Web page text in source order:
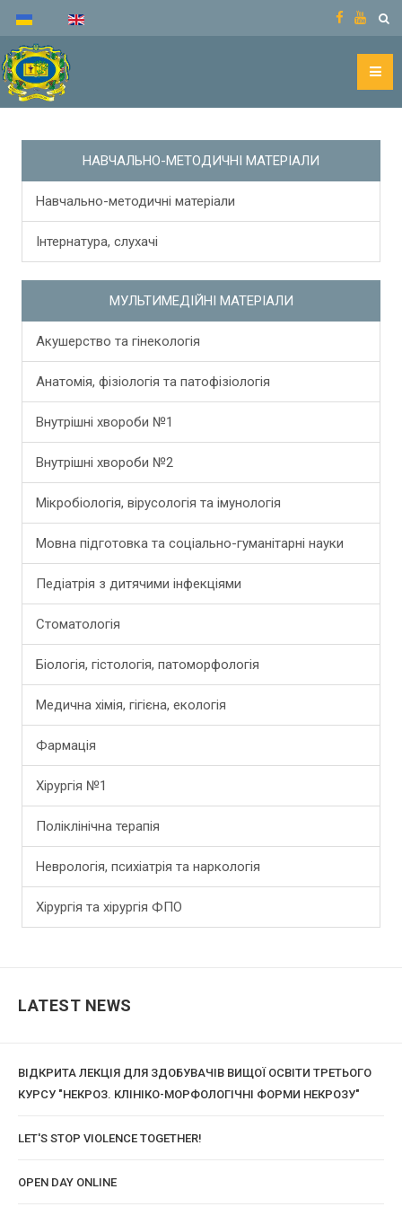
НАВЧАЛЬНО-МЕТОДИЧНІ МАТЕРІАЛИ
Навчально-методичні матеріали
Інтернатура, слухачі
МУЛЬТИМЕДІЙНІ МАТЕРІАЛИ
Акушерство та гінекологія
Анатомія, фізіологія та патофізіологія
Внутрішні хвороби №1
Внутрішні хвороби №2
Мікробіологія, вірусологія та імунологія
Мовна підготовка та соціально-гуманітарні науки
Педіатрія з дитячими інфекціями
Стоматологія
Біологія, гістологія, патоморфологія
Медична хімія, гігієна, екологія
Фармація
Хірургія №1
Поліклінічна терапія
Неврологія, психіатрія та наркологія
Хірургія та хірургія ФПО
LATEST NEWS
ВІДКРИТА ЛЕКЦІЯ ДЛЯ ЗДОБУВАЧІВ ВИЩОЇ ОСВІТИ ТРЕТЬОГО
КУРСУ "НЕКРОЗ. КЛІНІКО-МОРФОЛОГІЧНІ ФОРМИ НЕКРОЗУ"
LET'S STOP VIOLENCE TOGETHER!
OPEN DAY ONLINE